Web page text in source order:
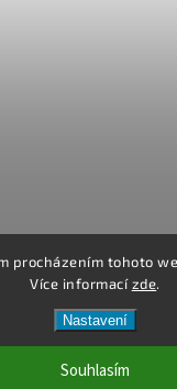
procházením tohoto
Více informacízde.
Nastavení
Souhlasím